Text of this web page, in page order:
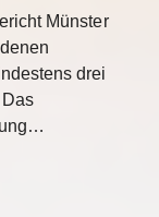
Münster
drei
Das